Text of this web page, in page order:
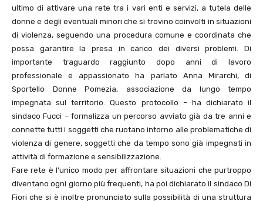
ultimo di attivare una rete tra i vari enti e servizi, a tutela delle
donne e degli eventuali minori che si trovino coinvolti in situazioni
di violenza, seguendo una procedura comune e coordinata che
possa garantire la presa in carico dei diversi problemi. Di
importante traguardo raggiunto dopo anni di lavoro
professionale e appassionato ha parlato Anna Mirarchi, di
Sportello Donne Pomezia, associazione da lungo tempo
impegnata sul territorio. Questo protocollo – ha dichiarato il
sindaco Fucci – formalizza un percorso avviato già da tre anni e
connette tutti i soggetti che ruotano intorno alle problematiche di
violenza di genere, soggetti che da tempo sono già impegnati in
attività di formazione e sensibilizzazione.
Fare rete è l’unico modo per affrontare situazioni che purtroppo
diventano ogni giorno più frequenti, ha poi dichiarato il sindaco Di
Fiori che si è inoltre pronunciato sulla possibilità di una struttura